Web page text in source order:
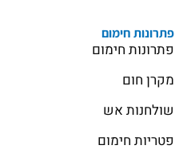
פתרונות חימום
פתרונות חימום
מקרן חום
שולחנות אש
פטריות חימום